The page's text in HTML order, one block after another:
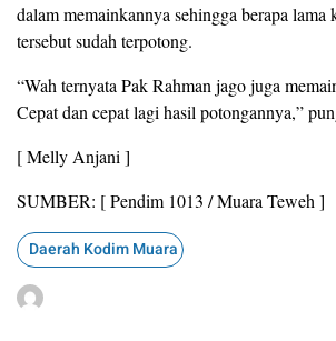
dalam memainkannya sehingga berapa
tersebut sudah terpotong.
“Wah ternyata Pak Rahman jago juga
Cepat dan cepat lagi hasil potongannya,”
[ Melly Anjani ]
SUMBER: [ Pendim 1013 / Muara Teweh ]
Daerah Kodim Muara Teweh